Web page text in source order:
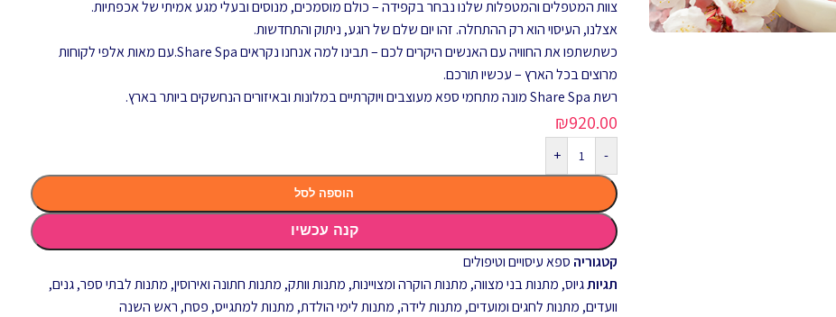
צוות המטפלים והמטפלות שלנו נבחר בקפידה – כולם מוסמכים, מנוסים ובעלי מגע אמיתי של אכפתיות.
אצלנו, העיסוי הוא רק ההתחלה. זהו יום שלם של רוגע, ניתוק והתחדשות.
כשתשתפו את החוויה עם האנשים היקרים לכם – תבינו למה אנחנו נקראים Share Spa.עם מאות אלפי לקוחות
מרוצים בכל הארץ – עכשיו תורכם.
רשת Share Spa מונה מתחמי ספא מעוצבים ויוקרתיים במלונות ובאיזורים הנחשקים ביותר בארץ.
₪920.00
-
+
הוספה לסל
קנה עכשיו
קטגוריה ספא עיסויים וטיפולים
תגיותגיוס, מתנות בני מצווה, מתנות הוקרה ומצויינות, מתנות וותק, מתנות חתונה ואירוסין, מתנות לבתי ספר, גנים,
וועדים, מתנות לחגים ומועדים, מתנות לידה, מתנות לימי הולדת, מתנות למתגייס, פסח, ראש השנה